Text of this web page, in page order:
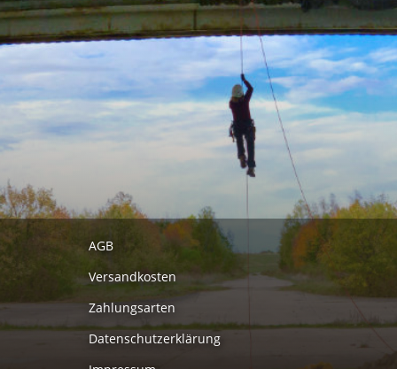
AGB
Versandkosten
Zahlungsarten
Datenschutzerklärung